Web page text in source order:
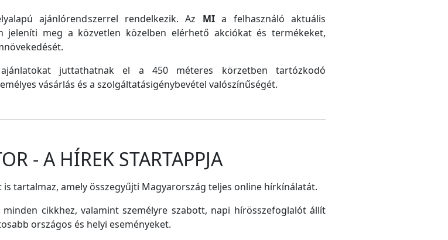
ajánlórendszerrel rendelkezik. Az MIa felhasználó aktuális
jeleníti meg a közvetlen közelben elérhető akciókat és termékeket,
juttathatnak el a 450 méteres körzetben tartózkodó
vásárlás és a szolgáltatásigénybevétel valószínűségét.
- A HÍREK STARTAPPJA
tartalmaz, amely összegyűjti Magyarország teljes online hírkínálatát.
cikkhez, valamint személyre szabott, napi hírösszefoglalót állít
országos és helyi eseményeket.